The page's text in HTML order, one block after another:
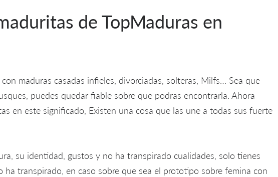
de TopMaduras en
maduras casadas infieles, divorciadas, solteras, Milfs… Sea que
puedes quedar fiable sobre que podras encontrarla. Ahora
en este significado, Existen una cosa que las une a todas sus fuerte
su identidad, gustos y no ha transpirado cualidades, solo tienes
ha transpirado, en caso sobre que sea el prototipo sobre femina con